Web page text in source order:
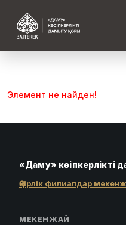
Элемент не найден!
«Даму»
Өңірлік филиалдар
МЕКЕНЖАЙ